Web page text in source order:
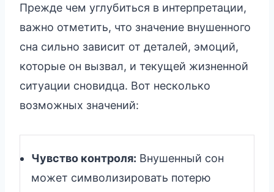
Прежде чем углубиться в интерпретации,
важно отметить, что значение внушенного
сна сильно зависит от деталей, эмоций,
которые он вызвал, и текущей жизненной
ситуации сновидца. Вот несколько
возможных значений:
Чувство контроля: Внушенный сон
может символизировать потерю